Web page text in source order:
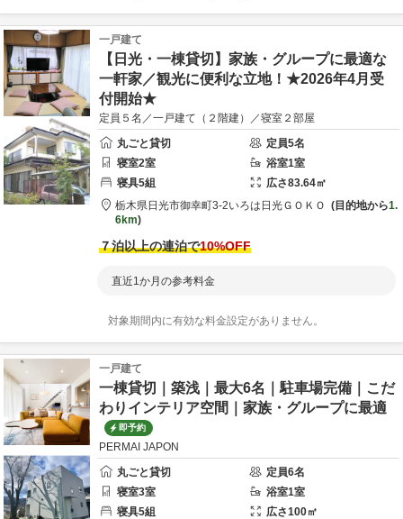
一戸建て
【日光・一棟貸切】家族・グループに最適な
一軒家／観光に便利な立地！★2026年4月受
付開始★
定員５名／一戸建て（２階建）／寝室２部屋
丸ごと貸切
定員5名
寝室2室 浴室1室
寝具5組 広さ83.64㎡
栃木県日光市御幸町3-2いろは日光ＧＯＫＯ 目的地から1.
6km
７泊以上の連泊で10%OFF
直近1か月の参考料金
対象期間内に有効な料金設定がありません。
一戸建て
一棟貸切｜築浅｜最大6名｜駐車場完備｜こだ
わりインテリア空間｜家族・グループに最適
即予約
PERMAI JAPON
丸ごと貸切
定員6名
寝室3室 浴室1室
寝具5組 広さ100㎡